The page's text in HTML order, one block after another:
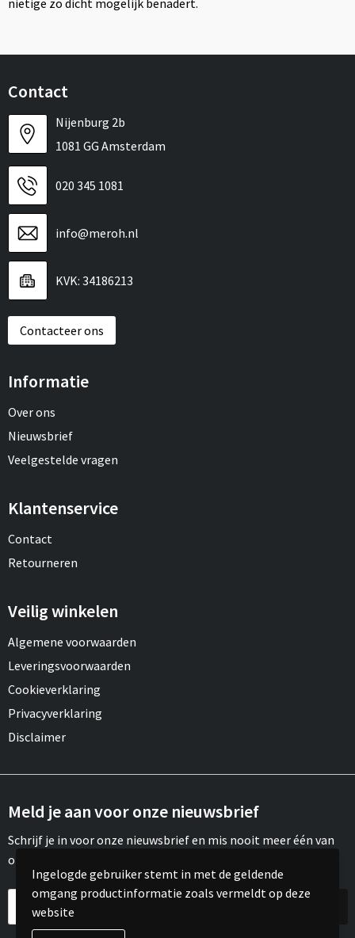
nietige zo dicht mogelijk benadert.
Contact
Nijenburg 2b
1081 GG Amsterdam
020 345 1081
info@meroh.nl
KVK: 34186213
Contacteer ons
Informatie
Over ons
Nieuwsbrief
Veelgestelde vragen
Klantenservice
Contact
Retourneren
Veilig winkelen
Algemene voorwaarden
Leveringsvoorwaarden
Cookieverklaring
Privacyverklaring
Disclaimer
Meld je aan voor onze nieuwsbrief
Schrijf je in voor onze nieuwsbrief en mis nooit meer één van
onze leuke aanbiedingen of updates.
Ingelogde gebruiker stemt in met de geldende
omgang productinformatie zoals vermeldt op deze
website